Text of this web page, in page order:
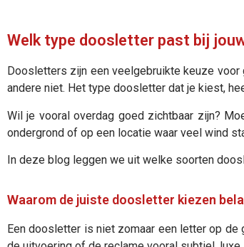
Welk type doosletter past bij
Doosletters zijn een veelgebruikte keuze
andere niet. Het type doosletter dat je kiest,
Wil je vooral overdag goed zichtbaar zijn?
ondergrond of op een locatie waar veel wind
In deze blog leggen we uit welke soorten
Waarom de juiste doosletter kiezen
Een doosletter is niet zomaar een letter op